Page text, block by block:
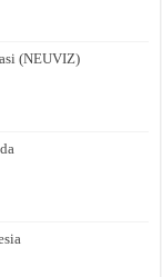
(NEUVIZ)